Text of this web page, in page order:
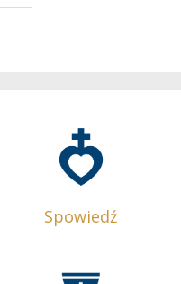
Spowiedź